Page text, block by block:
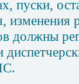
пуски,
должны